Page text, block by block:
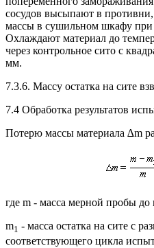
сосудов высыпают в
массы в сушильном шкафу при
Охлаждают материал до
через контрольное сито с
мм.
7.3.6. Массу остатка на сите
7.4 Обработка результатов
Потерю массы материала ∆m
где m - масса мерной пробы до
m1 - масса остатка на сите с
соответствующего цикла